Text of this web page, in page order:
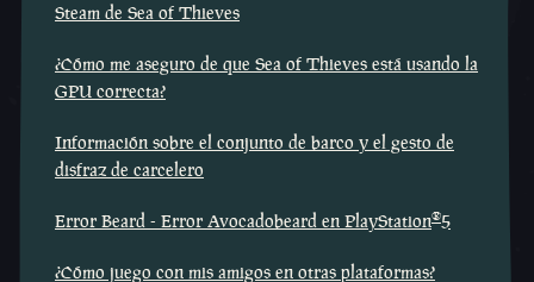
Steam de Sea of Thieves
¿Cómo me aseguro de que Sea of Thieves está usando la
GPU correcta?
Información sobre el conjunto de barco y el gesto de
disfraz de carcelero
Error Beard - Error Avocadobeard en PlayStation®5
¿Cómo juego con mis amigos en otras plataformas?